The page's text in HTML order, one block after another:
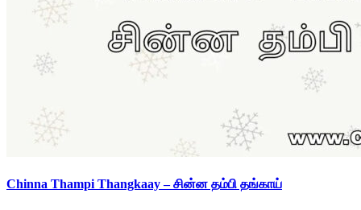
Chinna Thampi Thangkaay – சின்ன தம்பி தங்காய்